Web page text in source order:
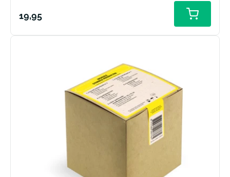
Normale
19,95